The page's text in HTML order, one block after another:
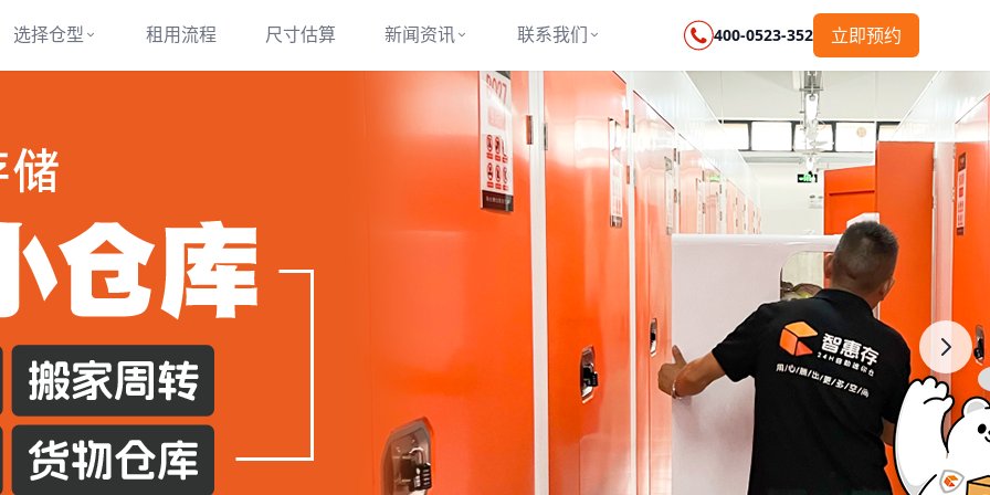
选择仓型 租用流程 尺寸估算 新闻资讯 联系我们 400-0523-352 立即预约